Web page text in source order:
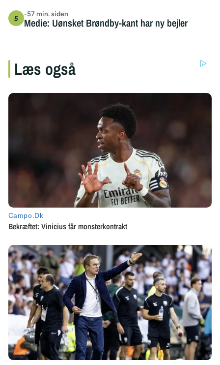
-57 min. siden
Medie: Uønsket Brøndby-kant har ny bejler